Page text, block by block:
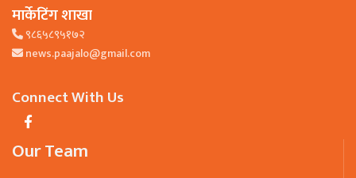
मार्केटिंग शाखा
९८६५८९५१७२
news.paajalo@gmail.com
Connect With Us
Our Team